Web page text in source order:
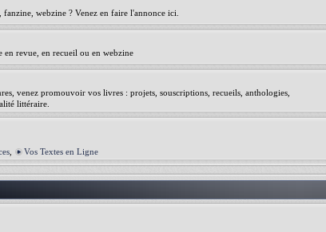
webzine ? Venez en faire l'annonce ici.
en revue, en recueil ou en webzine
venez promouvoir vos livres : projets, souscriptions, recueils, anthologies,
littéraire.
Vos Textes en Ligne